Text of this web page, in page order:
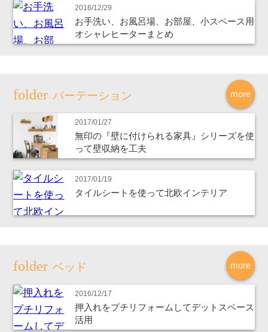
2016/12/29
お手洗い、お風呂場、お部屋、小スペース用
オシャレヒーターまとめ
more
パーテーション
2017/01/27
無印の『壁に付けられる家具』シリーズを使
って壁収納を工夫
2017/01/19
タイルシートを使って北欧インテリア
more
ベッド
2016/12/17
押入れをプチリフォームしてデットスペース
活用